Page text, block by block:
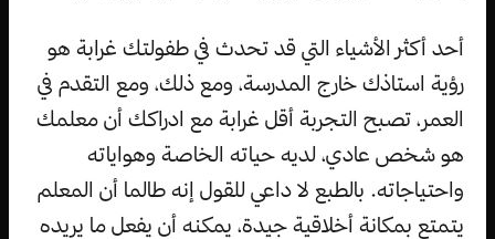
أحد أكثر الأشياء التي قد تحدث في طفولتك غرابة هو
رؤية استاذك خارج المدرسة، ومع ذلك، ومع التقدم في
العمر، تصبح التجربة أقل غرابة مع ادراكك أن معلمك
هو شخص عادي، لديه حياته الخاصة وهواياته
واحتياجاته. بالطبع لا داعي للقول إنه طالما أن المعلم
يتمتع بمكانة أخلاقية جيدة، يمكنه أن يفعل ما يريده